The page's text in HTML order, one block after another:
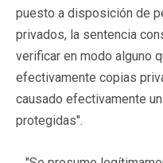
puesto a disposición de
privados, la sentencia
verificar en modo alguno
efectivamente copias
causado efectivamente
protegidas".